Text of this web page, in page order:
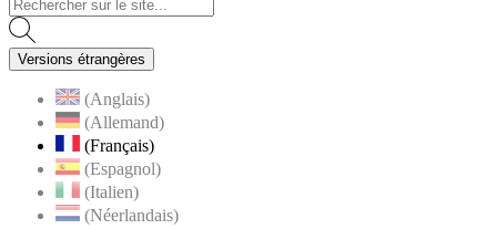
Versions étrangères
(Anglais)
(Allemand)
(Français)
(Espagnol)
(Italien)
(Néerlandais)